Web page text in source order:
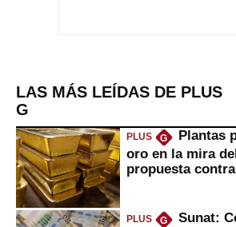
LAS MÁS LEÍDAS DE PLUS
G
PLUS G
Plantas
oro en la mira
propuesta
PLUS G
Sunat: